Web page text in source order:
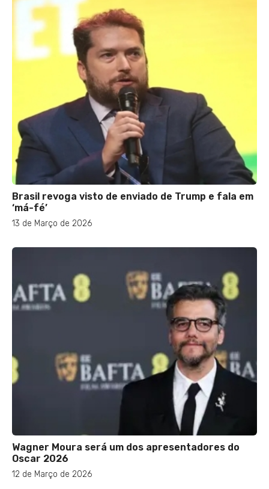
Brasil revoga visto de enviado de Trump e fala em
‘má-fé’
13 de Março de 2026
Wagner Moura será um dos apresentadores do
Oscar 2026
12 de Março de 2026